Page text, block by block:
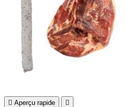
 Aperçu rapide 